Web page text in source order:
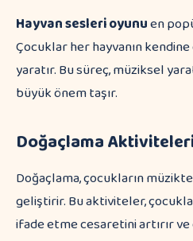
Hayvan sesleri oyunuen
Çocuklar her hayvanın
yaratır. Bu süreç, müziksel
büyük önem taşır.
Doğaçlama
Doğaçlama, çocukların
geliştirir. Bu aktiviteler,
ifade etme cesaretini artırır